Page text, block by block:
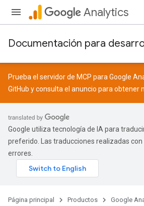
Analytics
Documentación para
Prueba el servidor de MCP para Google
GitHub y consulta el anuncio para obtener
Google utiliza tecnología de IA para
preferido. Las traducciones realizadas
errores.
Página principal Productos
Google